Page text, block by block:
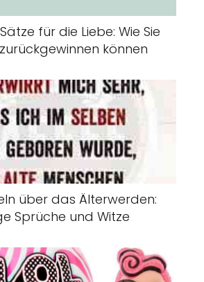
für die Liebe: Wie Sie
können
über das Älterwerden:
Sprüche und Witze